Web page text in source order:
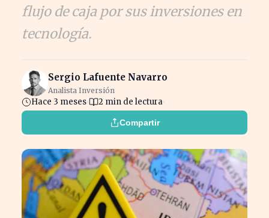
flujo de caja por sus inversiones en
tecnología.
Sergio Lafuente Navarro
Analista Inversión
Hace 3 meses 2 min de lectura
Compartir